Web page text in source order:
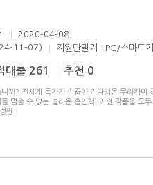
2020-04-08
11-07)
지원단말기 : PC/스마트기
대출 261 추천 0
까? 전세계 독자가 손꼽아 기다려온 무라카미
멈출 수 없는 놀라운 흡인력, 이전 작품을 모
판!